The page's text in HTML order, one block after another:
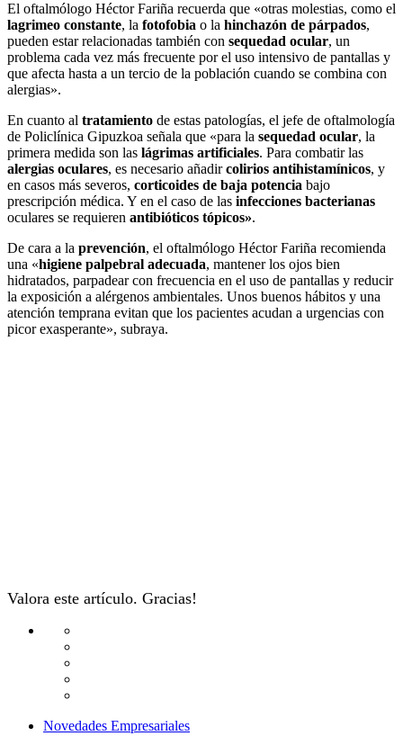
El oftalmólogo Héctor Fariña recuerda que «otras molestias, como el
lagrimeo constante, la fotofobia o la hinchazón de párpados,
pueden estar relacionadas también con sequedad ocular, un
problema cada vez más frecuente por el uso intensivo de pantallas y
que afecta hasta a un tercio de la población cuando se combina con
alergias».
En cuanto al tratamiento de estas patologías, el jefe de oftalmología
de Policlínica Gipuzkoa señala que «para la sequedad ocular, la
primera medida son las lágrimas artificiales. Para combatir las
alergias oculares, es necesario añadircolirios antihistamínicos, y
en casos más severos, corticoides de baja potencia bajo
prescripción médica. Y en el caso de las infecciones bacterianas
oculares se requieren antibióticos tópicos».
De cara a la prevención, el oftalmólogo Héctor Fariña recomienda
una «higiene palpebral adecuada, mantener los ojos bien
hidratados, parpadear con frecuencia en el uso de pantallas y reducir
la exposición a alérgenos ambientales. Unos buenos hábitos y una
atención temprana evitan que los pacientes acudan a urgencias con
picor exasperante», subraya.
Valora este artículo. Gracias!
Novedades Empresariales